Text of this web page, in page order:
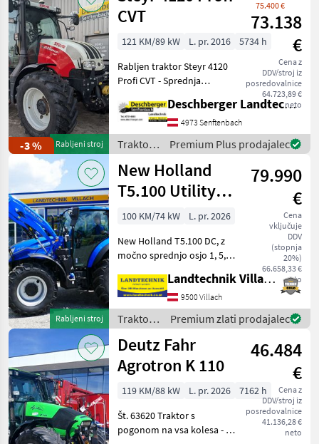
-3 % Rabljeni stroj
CVT
75.400 €
73.138
€
Cena z
DDV/stroj iz
posredovalnice
64.723,89 €
neto
121 KM/89 kW L. pr. 2016
5734 h
Rabljen traktor Steyr 4120
Profi CVT - Sprednja
priključkom za delovno
opremo spredaj - Sprednji
priključni gred - Zračni
zavorni sistem
Deschberger Landtechnik GmbH
4973 Senftenbach
Traktor /
Steyr
Premium Plus prodajalec
Rabljeni stroj
New Holland
T5.100 Utility
Dual Command
79.990
€
Cena
vključuje
DDV
(stopnja
20%)
66.658,33 €
neto
100 KM/74 kW
L. pr. 2026
New Holland T5.100 DC, z
močno sprednjo osjo 1, 5, 4-
ventilsko tehnologijo,
menjalnikom Powershuttle
24x24 s funkcijo Stop & Go
in prestavljanje
Landtechnik Villach GmbH
9500 Villach
Traktor /
New
Holland
Premium zlati prodajalec
Deutz Fahr
Agrotron K 110
46.484
€
Cena z
DDV/stroj iz
posredovalnice
41.136,28 €
neto
119 KM/88 kW L. pr. 2026
7162 h
Št. 63620 Traktor s
pogonom na vsa kolesa - z